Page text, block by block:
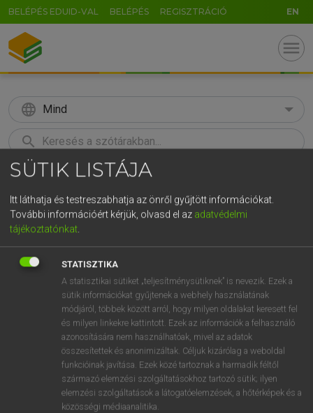
BELÉPÉS EDUID-VAL BELÉPÉS REGISZTRÁCIÓ EN
menu
language Mind
search
KERESÉS
Európai uniós terminológiai szótár
VAN ELŐFIZETÉSED?
Van előfizetésem a teljes szócikk megtekintéséhez.
BELÉPÉS
SÜTIK LISTÁJA
Itt láthatja és testreszabhatja az önről gyűjtött információkat.
További információért kérjük, olvasd el az adatvédelmi
tájékoztatónkat.
STATISZTIKA
A statisztikai sütiket „teljesítménysütiknek” is nevezik. Ezek a
sütik információkat gyűjtenek a webhely használatának
módjáról, többek között arról, hogy milyen oldalakat keresett fel
és milyen linkekre kattintott. Ezek az információk a felhasználó
azonosítására nem használhatóak, mivel az adatok
összesítettek és anonimizáltak. Céljuk kizárólag a weboldal
funkcióinak javítása. Ezek közé tartoznak a harmadik féltől
származó elemzési szolgáltatásokhoz tartozó sütik; ilyen
elemzési szolgáltatások a látogatóelemzések, a hőtérképek és a
közösségi médiaanalitika.
GR
t z u i o p
g h j k l é á ű Ω
n m , . AltGr